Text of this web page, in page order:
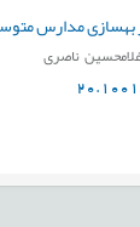
ناصری